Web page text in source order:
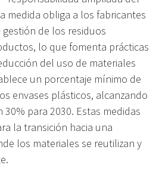
medida obliga a los fabricantes
de los residuos
lo que fomenta prácticas
del uso de materiales
un porcentaje mínimo de
envases plásticos, alcanzando
30% para 2030. Estas medidas
la transición hacia una
los materiales se reutilizan y